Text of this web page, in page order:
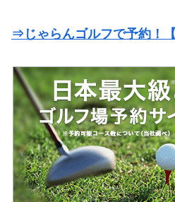
⇒じゃらんゴルフで予約！【